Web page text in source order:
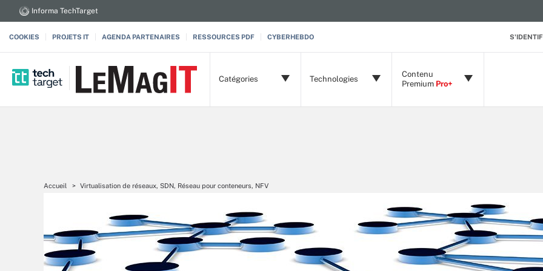
Informa TechTarget
COOKIES PROJETS IT AGENDA PARTENAIRES RESSOURCES PDF CYBERHEBDO
Catégories Technologies
Contenu
Premium Pro+
Accueil Virtualisation de réseaux, SDN, Réseau pour conteneurs, NFV